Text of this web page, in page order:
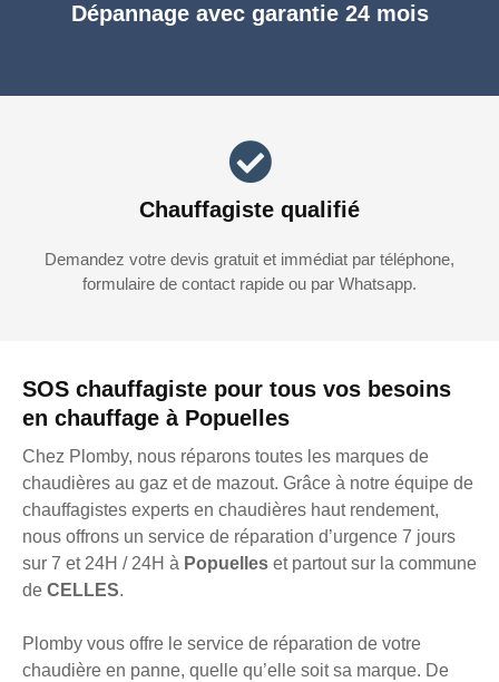
SOS chauffagiste pour tous vos besoins
en chauffage à Popuelles
Chez Plomby, nous réparons toutes les marques de
chaudières au gaz et de mazout. Grâce à notre équipe de
chauffagistes experts en chaudières haut rendement,
nous offrons un service de réparation d’urgence 7 jours
sur 7 et 24H / 24H à Popuelles et partout sur la commune
de CELLES.
Plomby vous offre le service de réparation de votre
chaudière en panne, quelle qu’elle soit sa marque. De
Dépannage avec garantie 24 mois
Chauffagiste qualifié
Demandez votre devis gratuit et immédiat par téléphone,
formulaire de contact rapide ou par Whatsapp.